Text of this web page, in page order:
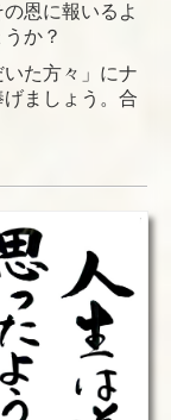
恩に報いるよ
か？
た方々」にナ
ましょう。合